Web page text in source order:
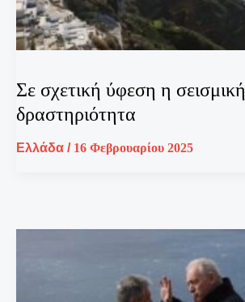
Σε σχετική ύφεση η σεισμική
δραστηριότητα
Ελλάδα / 16 Φεβρουαρίου 2025